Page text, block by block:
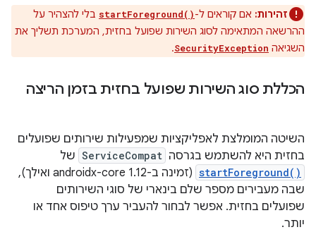
זהירות: אם קוראים ל-startForeground() בלי להצהיר על
ההרשאה המתאימה לסוג השירות שפועל בחזית, המערכת תשליך את
השגיאה SecurityException
.
הכללת סוג השירות שפועל בחזית בזמן הריצה
השיטה המומלצת לאפליקציות שמפעילות שירותים שפועלים
בחזית היא להשתמש בגרסה ServiceCompat של
startForeground()
(זמינה ב-androidx-core 1.12 ואילך),
שבה מעבירים מספר שלם בינארי של סוגי השירותים
שפועלים בחזית. אפשר לבחור להעביר ערך טיפוס אחד או
יותר.